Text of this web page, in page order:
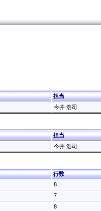
担当
今井 浩司
担当
今井 浩司
行数
8
7
8